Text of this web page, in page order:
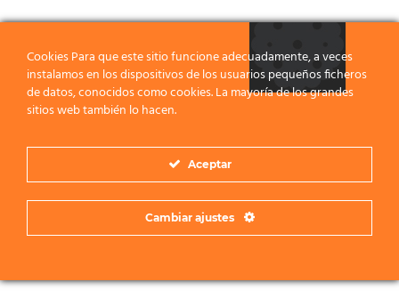
Cookies Para que este sitio funcione adecuadamente, a veces
instalamos en los dispositivos de los usuarios pequeños ficheros
de datos, conocidos como cookies. La mayoría de los grandes
sitios web también lo hacen.
Aceptar
Cambiar ajustes